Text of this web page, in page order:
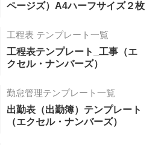
ページズ）A4ハーフサイズ２枚
工程表 テンプレート一覧
工程表テンプレート_工事（エ
クセル・ナンバーズ）
勤怠管理テンプレート一覧
出勤表（出勤簿）テンプレート
（エクセル・ナンバーズ）